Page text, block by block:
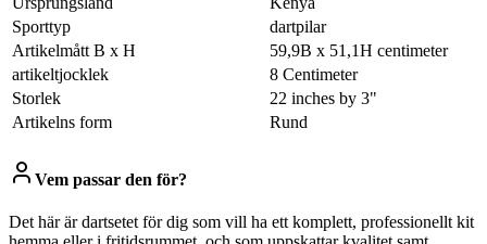
Sporttyp
dartpilar
Artikelmått B x H
59,9B x 51,1H centimeter
artikeltjocklek
8 Centimeter
Storlek
22 inches by 3"
Artikelns form
Rund
Vem passar den för?
Det här är dartsetet för dig som vill ha ett komplett, professionellt kit